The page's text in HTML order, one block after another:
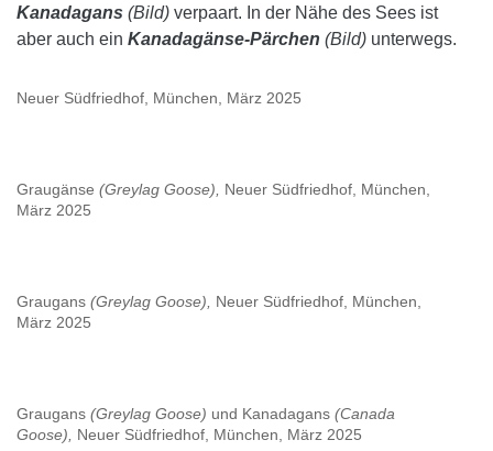
Kanadagans (Bild) verpaart. In der Nähe des Sees ist
aber auch ein Kanadagänse-Pärchen (Bild) unterwegs.
Neuer Südfriedhof, München, März 2025
Graugänse (Greylag Goose), Neuer Südfriedhof, München,
März 2025
Graugans (Greylag Goose), Neuer Südfriedhof, München,
März 2025
Graugans (Greylag Goose) und Kanadagans (Canada
Goose), Neuer Südfriedhof, München, März 2025